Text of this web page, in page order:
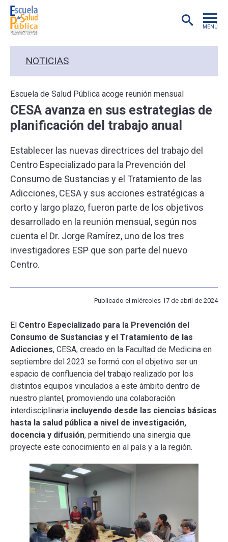
MENÚ
EXTENSIÓN
PREGRADO
PUBLICACIONES
ACADÉMICOS
ESCUELA
NOTICIAS
Escuela de Salud Pública acoge reunión mensual
CESA avanza en sus estrategias de
planificación del trabajo anual
Establecer las nuevas directrices del trabajo del
Centro Especializado para la Prevención del
Consumo de Sustancias y el Tratamiento de las
Adicciones, CESA y sus acciones estratégicas a
corto y largo plazo, fueron parte de los objetivos
desarrollado en la reunión mensual, según nos
cuenta el Dr. Jorge Ramírez, uno de los tres
investigadores ESP que son parte del nuevo
Centro.
Publicado el miércoles 17 de abril de 2024
El Centro Especializado para la Prevención del
Consumo de Sustancias y el Tratamiento de las
Adicciones, CESA, creado en la Facultad de Medicina en
septiembre del 2023 se formó con el objetivo ser un
espacio de confluencia del trabajo realizado por los
distintos equipos vinculados a este ámbito dentro de
nuestro plantel, promoviendo una colaboración
interdisciplinaria incluyendo desde las ciencias básicas
hasta la salud pública a nivel de investigación,
docencia y difusión, permitiendo una sinergia que
proyecte este conocimiento en al país y a la región.